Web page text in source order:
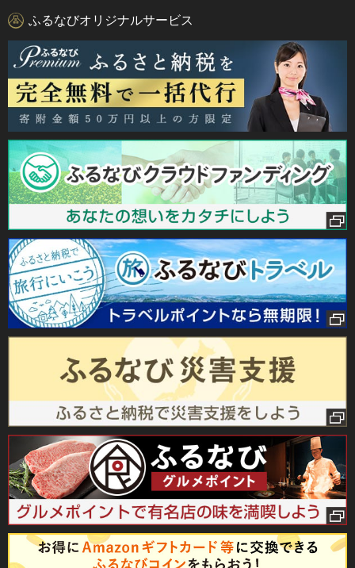
ふるなびオリジナルサービス